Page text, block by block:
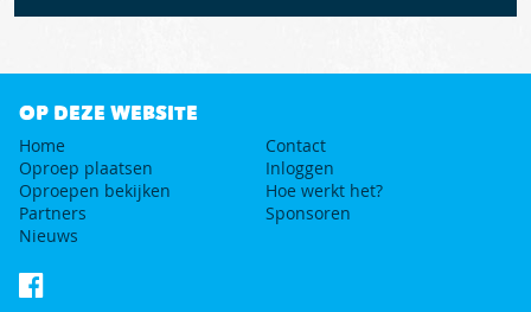
OP DEZE WEBSITE
Home
Contact
Oproep plaatsen
Inloggen
Oproepen bekijken
Hoe werkt het?
Partners
Sponsoren
Nieuws